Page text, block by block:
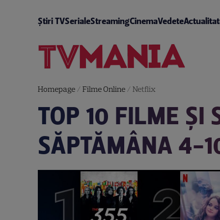
Știri TVSerialeStreamingCinemaVedete
Homepage/ Filme Online/ Netflix
TOP 10 FILME ȘI
SĂPTĂMÂNA 4-